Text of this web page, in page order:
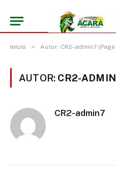
Início » Autor: CR2-admin7 (Page
AUTOR: CR2-
CR2-admin7